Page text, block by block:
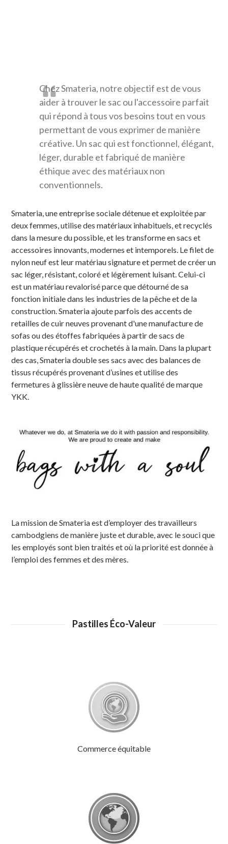
Chez Smateria, notre objectif est de vous
aider à trouver le sac ou l'accessoire parfait
qui répond à tous vos besoins tout en vous
permettant de vous exprimer de manière
créative. Un sac qui est fonctionnel, élégant,
léger, durable et fabriqué de manière
éthique avec des matériaux non
conventionnels.
Smateria, une entreprise sociale détenue et exploitée par
deux femmes, utilise des matériaux inhabituels, et recyclés
dans la mesure du possible, et les transforme en sacs et
accessoires innovants, modernes et intemporels. Le filet de
nylon neuf est leur matériau signature et permet de créer un
sac léger, résistant, coloré et légèrement luisant. Celui-ci
est un matériau revalorisé parce que détourné de sa
fonction initiale dans les industries de la pêche et de la
construction. Smateria ajoute parfois des accents de
retailles de cuir neuves provenant d'une manufacture de
sofas ou des étoffes fabriquées à partir de sacs de
plastique récupérés et crochetés à la main. Dans la plupart
des cas, Smateria double ses sacs avec des balances de
tissus récupérés provenant d’usines et utilise des
fermetures à glissière neuve de haute qualité de marque
YKK.
La mission de Smateria est d’employer des travailleurs
cambodgiens de manière juste et durable, avec le souci que
les employés sont bien traités et où la priorité est donnée à
l’emploi des femmes et des mères.
Pastilles Éco-Valeur
Commerce équitable